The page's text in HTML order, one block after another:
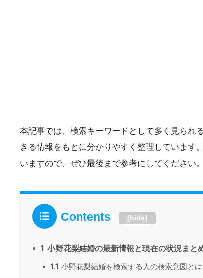
本記事では、検索キーワードとして多く見られ
きる情報をもとに分かりやすく整理しています
いますので、ぜひ最後まで参考にしてください。
Contents [hide]
1 小野花梨結婚の最新情報と現在の状況まと
1.1 小野花梨結婚を検索する人の検索意図とは